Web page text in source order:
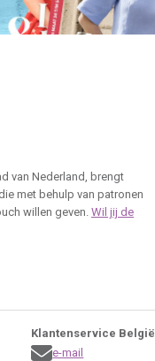
van Nederland, brengt
met behulp van patronen
willen geven. Wil jij de
Klantenservice België
e-mail